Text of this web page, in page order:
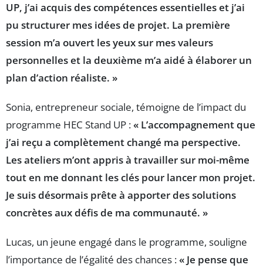
UP, j’ai acquis des compétences essentielles et j’ai
pu structurer mes idées de projet. La première
session m’a ouvert les yeux sur mes valeurs
personnelles et la deuxième m’a aidé à élaborer un
plan d’action réaliste. »
Sonia, entrepreneur sociale, témoigne de l’impact du
programme HEC Stand UP :« L’accompagnement que
j’ai reçu a complètement changé ma perspective.
Les ateliers m’ont appris à travailler sur moi-même
tout en me donnant les clés pour lancer mon projet.
Je suis désormais prête à apporter des solutions
concrètes aux défis de ma communauté. »
Lucas, un jeune engagé dans le programme, souligne
l’importance de l’égalité des chances :« Je pense que